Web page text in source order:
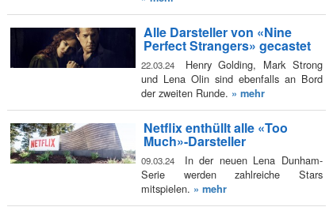
Alle Darsteller von «Nine
Perfect Strangers» gecastet
22.03.24
Henry Golding, Mark Strong
und Lena Olin sind ebenfalls an Bord
der zweiten Runde. » mehr
Netflix enthüllt alle «Too
Much»-Darsteller
09.03.24
In der neuen Lena Dunham-
Serie werden zahlreiche Stars
mitspielen. » mehr